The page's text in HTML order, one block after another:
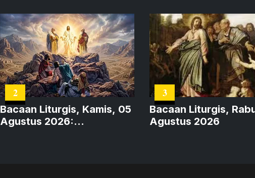
2
Bacaan Liturgis, Kamis, 05
Agustus 2026:
3
Bacaan Liturgis,
Agustus 2026